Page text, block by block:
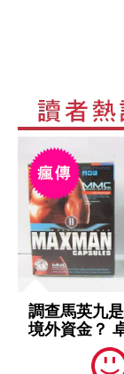
調查馬英九
境外資金？
一切依法處理